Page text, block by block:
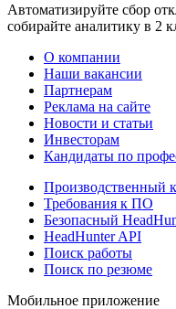
Автоматизируйте сбор
собирайте аналитику в 2
О компании
Наши вакансии
Партнерам
Реклама на сайте
Новости и статьи
Инвесторам
Кандидаты по
Производственный
Требования к ПО
Безопасный
HeadHunter API
Поиск работы
Поиск по резюме
Мобильное приложение